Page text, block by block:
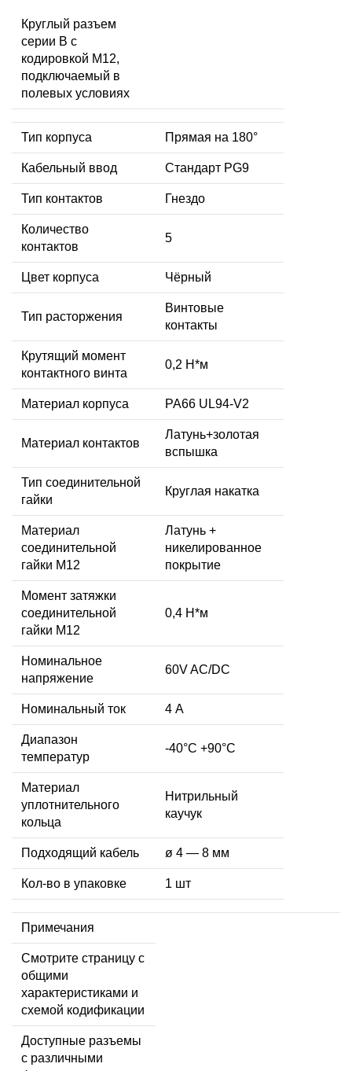
Круглый разъем
серии B с
кодировкой M12,
подключаемый в
полевых условиях
Тип корпуса Прямая на 180°
Кабельный ввод Стандарт PG9
Тип контактов Гнездо
Количество
контактов
5
Цвет корпуса Чёрный
Тип расторжения
Винтовые
контакты
Крутящий момент
контактного винта
0,2 Н*м
Материал корпуса PA66 UL94-V2
Материал контактов
Латунь+золотая
вспышка
Тип соединительной
гайки
Круглая накатка
Материал
соединительной
гайки M12
Латунь +
никелированное
покрытие
Момент затяжки
соединительной
гайки M12
0,4 Н*м
Номинальное
напряжение
60V AC/DC
Номинальный ток 4 А
Диапазон
температур
-40°C +90°C
Материал
уплотнительного
кольца
Нитрильный
каучук
Подходящий кабель ø 4 — 8 мм
Кол-во в упаковке 1 шт
Примечания
Смотрите страницу с
общими
характеристиками и
схемой кодификации
Доступные разъемы
с различными